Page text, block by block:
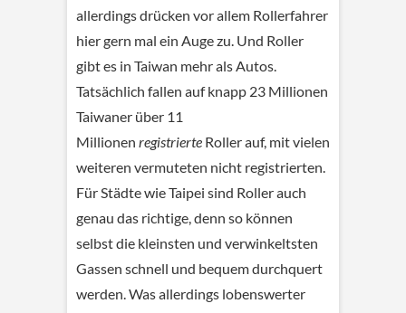
allerdings drücken vor allem Rollerfahrer
hier gern mal ein Auge zu. Und Roller
gibt es in Taiwan mehr als Autos.
Tatsächlich fallen auf knapp 23 Millionen
Taiwaner über 11
Millionen registrierte Roller auf, mit vielen
weiteren vermuteten nicht registrierten.
Für Städte wie Taipei sind Roller auch
genau das richtige, denn so können
selbst die kleinsten und verwinkeltsten
Gassen schnell und bequem durchquert
werden. Was allerdings lobenswerter